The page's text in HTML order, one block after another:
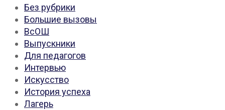
Без рубрики
Большие вызовы
ВсОШ
Выпускники
Для педагогов
Интервью
Искусство
История успеха
Лагерь